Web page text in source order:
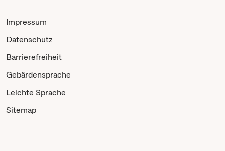
Impressum
Datenschutz
Barrierefreiheit
Gebärdensprache
Leichte Sprache
Sitemap